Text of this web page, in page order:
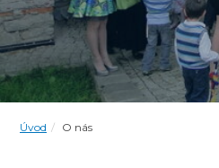
Úvod O nás